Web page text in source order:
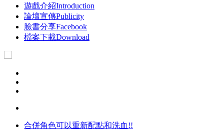
遊戲介紹Introduction
論壇宣傳Publicity
臉書分享Facebook
檔案下載Download
合併角色可以重新配點和洗血!!